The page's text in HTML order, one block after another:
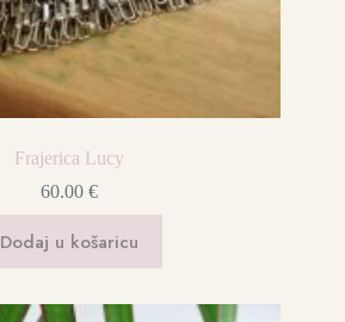
Frajerica Lucy
60.00€
Dodaj u košaricu